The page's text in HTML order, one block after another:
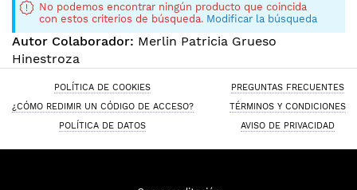
No podemos encontrar ningún producto que coincida
con estos criterios de búsqueda. Modificar la búsqueda
Autor Colaborador: Merlin Patricia Grueso
Hinestroza
POLÍTICA DE COOKIES
PREGUNTAS FRECUENTES
¿CÓMO REDIMIR UN CÓDIGO DE ACCESO?
TÉRMINOS Y CONDICIONES
POLÍTICA DE DATOS
AVISO DE PRIVACIDAD